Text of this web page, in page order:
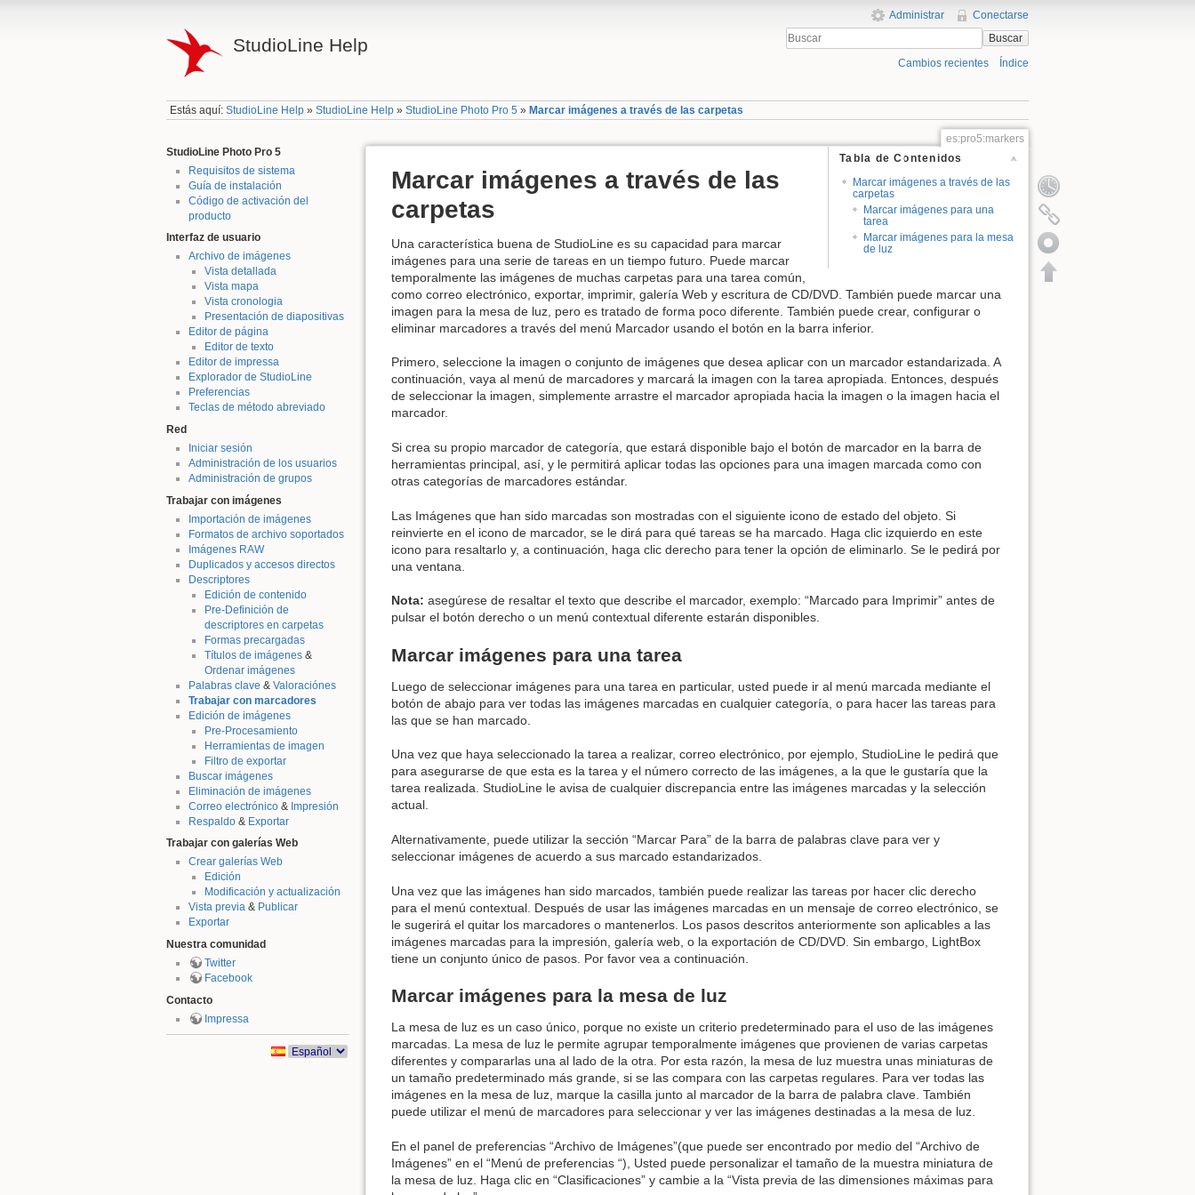
StudioLine Help
Administrar
Conectarse
Buscar
Cambios recientes Índice
Estás aquí:StudioLine Help »StudioLine Help »StudioLine Photo Pro 5 » Marcar imágenes a través de las carpetas
StudioLine Photo Pro 5
Requisitos de sistema
Guía de instalación
Código de activación del
producto
Interfaz de usuario
Archivo de imágenes
Vista detallada
Vista mapa
Vista cronologia
Presentación de diapositivas
Editor de página
Editor de texto
Editor de impressa
Explorador de StudioLine
Preferencias
Teclas de método abreviado
Red
Iniciar sesión
Administración de los usuarios
Administración de grupos
Trabajar con imágenes
Importación de imágenes
Formatos de archivo soportados
Imágenes RAW
Duplicados y accesos directos
Descriptores
Edición de contenido
Pre-Definición de
descriptores en carpetas
Formas precargadas
Títulos de imágenes&
Ordenar imágenes
Palabras clave & Valoraciónes
Trabajar con marcadores
Edición de imágenes
Pre-Procesamiento
Herramientas de imagen
Filtro de exportar
Buscar imágenes
Eliminación de imágenes
Correo electrónico& Impresión
Respaldo& Exportar
Trabajar con galerías Web
Crear galerías Web
Edición
Modificación y actualización
Vista previa& Publicar
Exportar
Nuestra comunidad
Twitter
Facebook
Contacto
Impressa
es:pro5:markers
Tabla de Contenidos
Marcar imágenes a través de las
carpetas
Marcar imágenes para una
tarea
Marcar imágenes para la mesa
de luz
Marcar imágenes a través de las
carpetas
Una característica buena de StudioLine es su capacidad para marcar
imágenes para una serie de tareas en un tiempo futuro. Puede marcar
temporalmente las imágenes de muchas carpetas para una tarea común,
como correo electrónico, exportar, imprimir, galería Web y escritura de CD/DVD. También puede marcar una
imagen para la mesa de luz, pero es tratado de forma poco diferente. También puede crear, configurar o
eliminar marcadores a través del menú Marcador usando el botón en la barra inferior.
Primero, seleccione la imagen o conjunto de imágenes que desea aplicar con un marcador estandarizada. A
continuación, vaya al menú de marcadores y marcará la imagen con la tarea apropiada. Entonces, después
de seleccionar la imagen, simplemente arrastre el marcador apropiada hacia la imagen o la imagen hacia el
marcador.
Si crea su propio marcador de categoría, que estará disponible bajo el botón de marcador en la barra de
herramientas principal, así, y le permitirá aplicar todas las opciones para una imagen marcada como con
otras categorías de marcadores estándar.
Las Imágenes que han sido marcadas son mostradas con el siguiente icono de estado del objeto. Si
reinvierte en el icono de marcador, se le dirá para qué tareas se ha marcado. Haga clic izquierdo en este
icono para resaltarlo y, a continuación, haga clic derecho para tener la opción de eliminarlo. Se le pedirá por
una ventana.
Nota: asegúrese de resaltar el texto que describe el marcador, exemplo: “Marcado para Imprimir” antes de
pulsar el botón derecho o un menú contextual diferente estarán disponibles.
Marcar imágenes para una tarea
Luego de seleccionar imágenes para una tarea en particular, usted puede ir al menú marcada mediante el
botón de abajo para ver todas las imágenes marcadas en cualquier categoría, o para hacer las tareas para
las que se han marcado.
Una vez que haya seleccionado la tarea a realizar, correo electrónico, por ejemplo, StudioLine le pedirá que
para asegurarse de que esta es la tarea y el número correcto de las imágenes, a la que le gustaría que la
tarea realizada. StudioLine le avisa de cualquier discrepancia entre las imágenes marcadas y la selección
actual.
Alternativamente, puede utilizar la sección “Marcar Para” de la barra de palabras clave para ver y
seleccionar imágenes de acuerdo a sus marcado estandarizados.
Una vez que las imágenes han sido marcados, también puede realizar las tareas por hacer clic derecho
para el menú contextual. Después de usar las imágenes marcadas en un mensaje de correo electrónico, se
le sugerirá el quitar los marcadores o mantenerlos. Los pasos descritos anteriormente son aplicables a las
imágenes marcadas para la impresión, galería web, o la exportación de CD/DVD. Sin embargo, LightBox
tiene un conjunto único de pasos. Por favor vea a continuación.
Marcar imágenes para la mesa de luz
La mesa de luz es un caso único, porque no existe un criterio predeterminado para el uso de las imágenes
marcadas. La mesa de luz le permite agrupar temporalmente imágenes que provienen de varias carpetas
diferentes y compararlas una al lado de la otra. Por esta razón, la mesa de luz muestra unas miniaturas de
un tamaño predeterminado más grande, si se las compara con las carpetas regulares. Para ver todas las
imágenes en la mesa de luz, marque la casilla junto al marcador de la barra de palabra clave. También
puede utilizar el menú de marcadores para seleccionar y ver las imágenes destinadas a la mesa de luz.
En el panel de preferencias “Archivo de Imágenes”(que puede ser encontrado por medio del “Archivo de
Imágenes” en el “Menú de preferencias “), Usted puede personalizar el tamaño de la muestra miniatura de
la mesa de luz. Haga clic en “Clasificaciones” y cambie a la “Vista previa de las dimensiones máximas para